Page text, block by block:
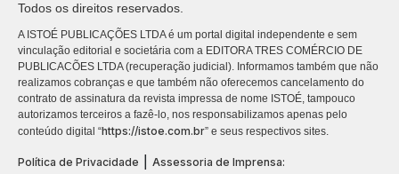
Todos os direitos reservados.
A ISTOÉ PUBLICAÇÕES LTDA é um portal digital independente e sem
vinculação editorial e societária com a EDITORA TRES COMÉRCIO DE
PUBLICACÕES LTDA (recuperação judicial). Informamos também que não
realizamos cobranças e que também não oferecemos cancelamento do
contrato de assinatura da revista impressa de nome ISTOÉ, tampouco
autorizamos terceiros a fazê-lo, nos responsabilizamos apenas pelo
conteúdo digital “https://istoe.com.br” e seus respectivos sites.
Política de Privacidade Assessoria de Imprensa: